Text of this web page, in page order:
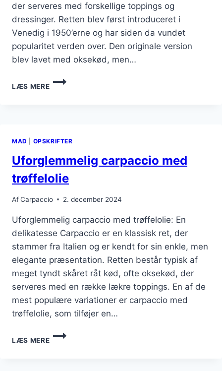
der serveres med forskellige toppings og
dressinger. Retten blev først introduceret i
Venedig i 1950’erne og har siden da vundet
popularitet verden over. Den originale version
blev lavet med oksekød, men…
LÆS MERE
SOUR
CARPACCIO
MAD OPSKRIFTER
Uforglemmelig carpaccio med
trøffelolie
AfCarpaccio 2. december 2024
Uforglemmelig carpaccio med trøffelolie: En
delikatesse Carpaccio er en klassisk ret, der
stammer fra Italien og er kendt for sin enkle, men
elegante præsentation. Retten består typisk af
meget tyndt skåret råt kød, ofte oksekød, der
serveres med en række lækre toppings. En af de
mest populære variationer er carpaccio med
trøffelolie, som tilføjer en…
LÆS MERE
UFORGLEMMELIG
CARPACCIO